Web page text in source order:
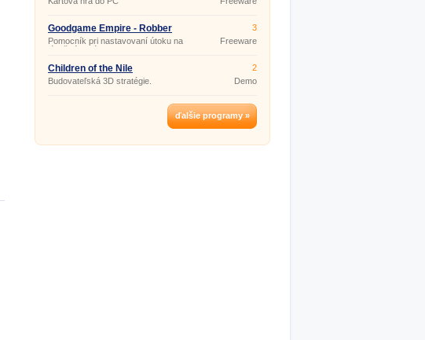
Goodgame Empire - Robber
Baron Castle Calculator 1.0
Pomocník pri nastavovaní útoku na
lúpežné barónmi v hre Goodgame
3
Freeware
Children of the Nile
Budovateľská 3D stratégie.
2
Demo
ďalšie programy »